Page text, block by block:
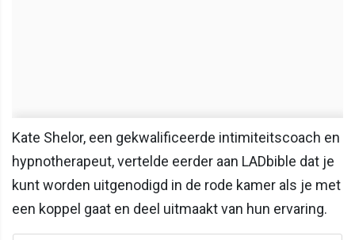
Kate Shelor, een gekwalificeerde intimiteitscoach en
hypnotherapeut, vertelde eerder aan LADbible dat je
kunt worden uitgenodigd in de rode kamer als je met
een koppel gaat en deel uitmaakt van hun ervaring.